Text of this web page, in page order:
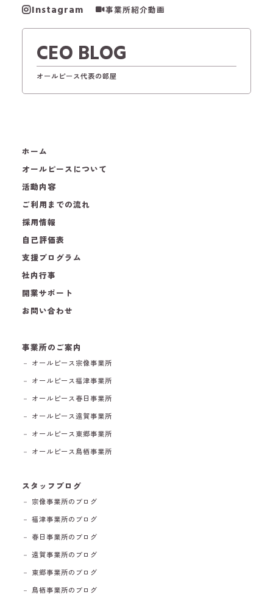
Instagram 事業所紹介動画
CEO BLOG
オールピース代表の部屋
ホーム
オールピースについて
活動内容
ご利用までの流れ
採用情報
自己評価表
支援プログラム
社内行事
開業サポート
お問い合わせ
事業所のご案内
－ オールピース宗像事業所
－ オールピース福津事業所
－ オールピース春日事業所
－ オールピース遠賀事業所
－ オールピース東郷事業所
－ オールピース鳥栖事業所
スタッフブログ
－ 宗像事業所のブログ
－ 福津事業所のブログ
－ 春日事業所のブログ
－ 遠賀事業所のブログ
－ 東郷事業所のブログ
－ 鳥栖事業所のブログ